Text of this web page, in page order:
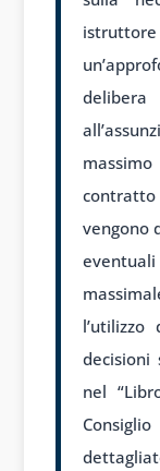
delibera
contratto
vengono
decisioni
nel